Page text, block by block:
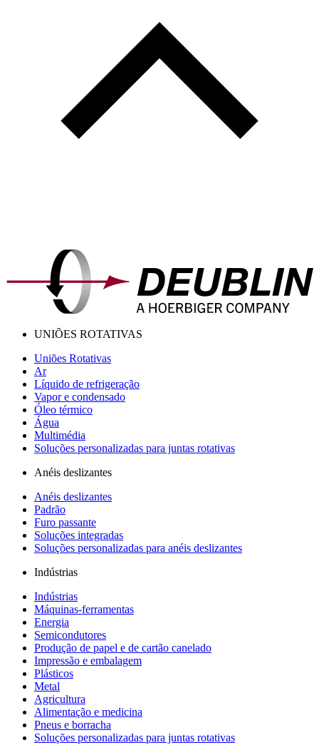
UNIÕES ROTATIVAS
Uniões Rotativas
Ar
Líquido de refrigeração
Vapor e condensado
Óleo térmico
Água
Multimédia
Soluções personalizadas para juntas rotativas
Anéis deslizantes
Anéis deslizantes
Padrão
Furo passante
Soluções integradas
Soluções personalizadas para anéis deslizantes
Indústrias
Indústrias
Máquinas-ferramentas
Energia
Semicondutores
Produção de papel e de cartão canelado
Impressão e embalagem
Plásticos
Metal
Agricultura
Alimentação e medicina
Pneus e borracha
Soluções personalizadas para juntas rotativas